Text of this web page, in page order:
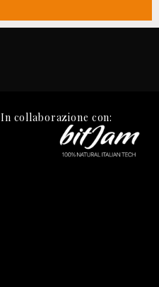
In collaborazione con: